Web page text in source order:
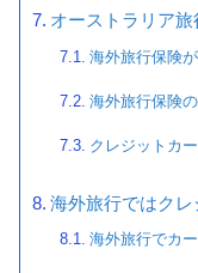
オーストラリア
海外旅行保険
海外旅行保険
クレジットカ
海外旅行ではクレ
海外旅行でカ